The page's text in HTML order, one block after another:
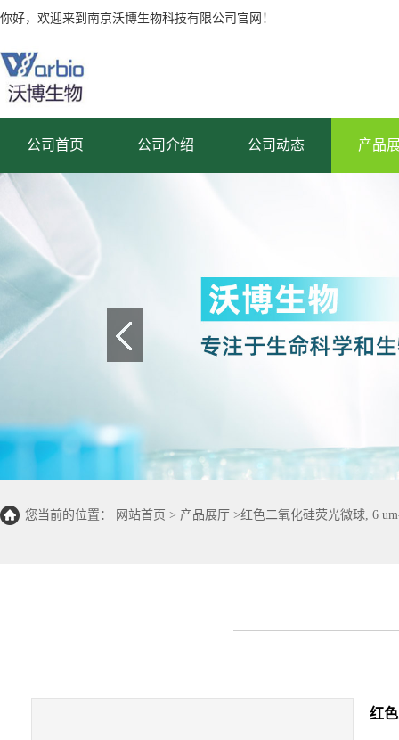
你好，欢迎来到南京沃博生物科技有限公司官网！
公司首页 公司介绍 公司动态 产品
您当前的位置： 网站首页 > 产品展厅 >红色二氧化硅荧光微球, 6
红